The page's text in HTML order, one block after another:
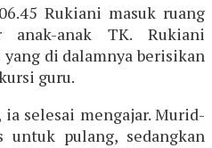
Rukiani masuk ruang
anak-anak TK. Rukiani
di dalamnya berisikan
guru.
selesai mengajar. Murid-
pulang, sedangkan